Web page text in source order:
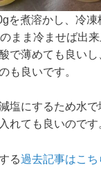
を煮溶かし、冷
まま冷ませば出来
で薄めても良い
も良いです。
塩にするため水で
れても良いのです
る過去記事はこち